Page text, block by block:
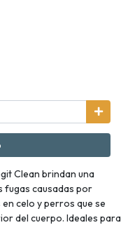
Clean brindan una
fugas causadas por
celo y perros que se
del cuerpo. Ideales para